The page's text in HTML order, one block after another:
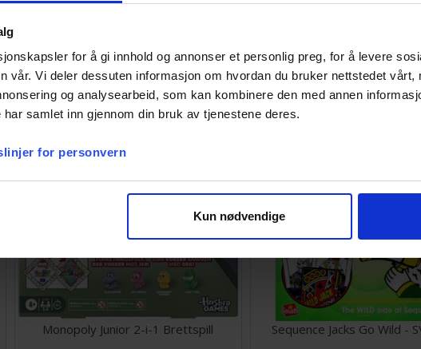
for å gi innhold og annonser et personlig preg, for å levere
vår. Vi deler dessuten informasjon om hvordan du bruker nettstedet vårt,
og analysearbeid, som kan kombinere den med annen
samlet inn gjennom din bruk av tjenestene deres.
for personvern
Kun nødvendige
259,- lager: 9 123,-
Monopoly Junior 2-i-1 Brettspill Sequence Jacks Go Wild -